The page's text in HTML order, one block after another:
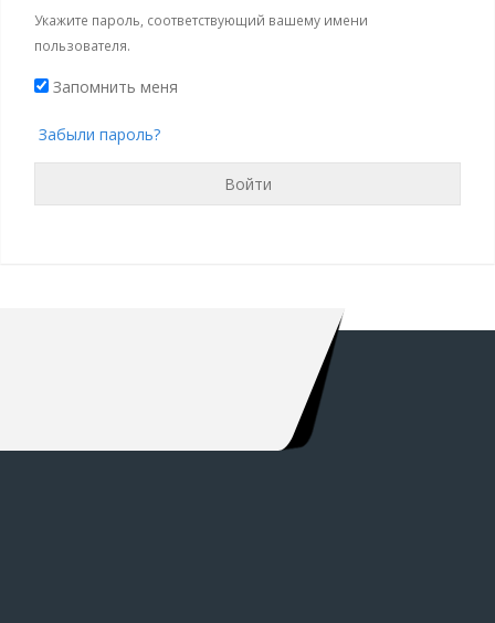
Укажите пароль, соответствующий вашему имени
пользователя.
Запомнить меня
Забыли пароль?